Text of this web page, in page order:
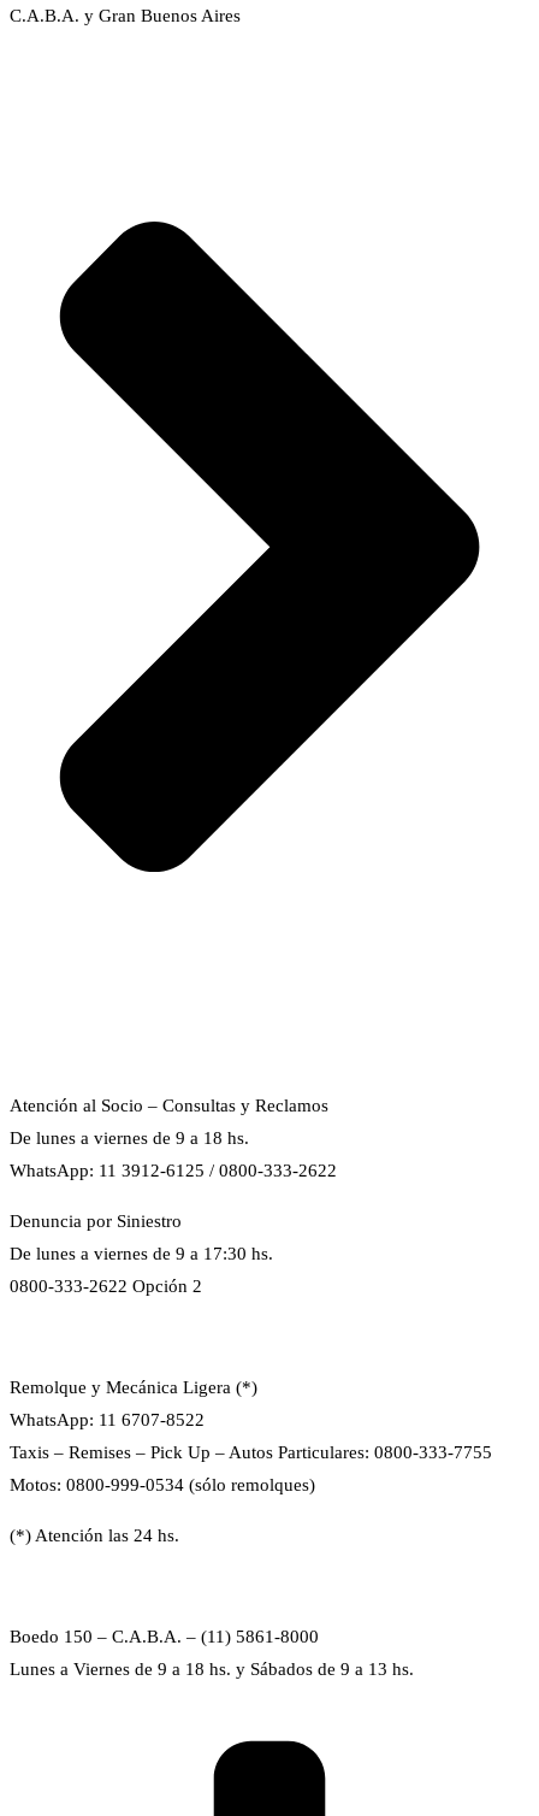
C.A.B.A. y Gran Buenos Aires
Atención al Socio – Consultas y Reclamos
De lunes a viernes de 9 a 18 hs.
WhatsApp: 11 3912-6125 / 0800-333-2622
Denuncia por Siniestro
De lunes a viernes de 9 a 17:30 hs.
0800-333-2622 Opción 2
Remolque y Mecánica Ligera (*)
WhatsApp: 11 6707-8522
Taxis – Remises – Pick Up – Autos Particulares: 0800-333-7755
Motos: 0800-999-0534 (sólo remolques)
(*) Atención las 24 hs.
Boedo 150 – C.A.B.A. – (11) 5861-8000
Lunes a Viernes de 9 a 18 hs. y Sábados de 9 a 13 hs.